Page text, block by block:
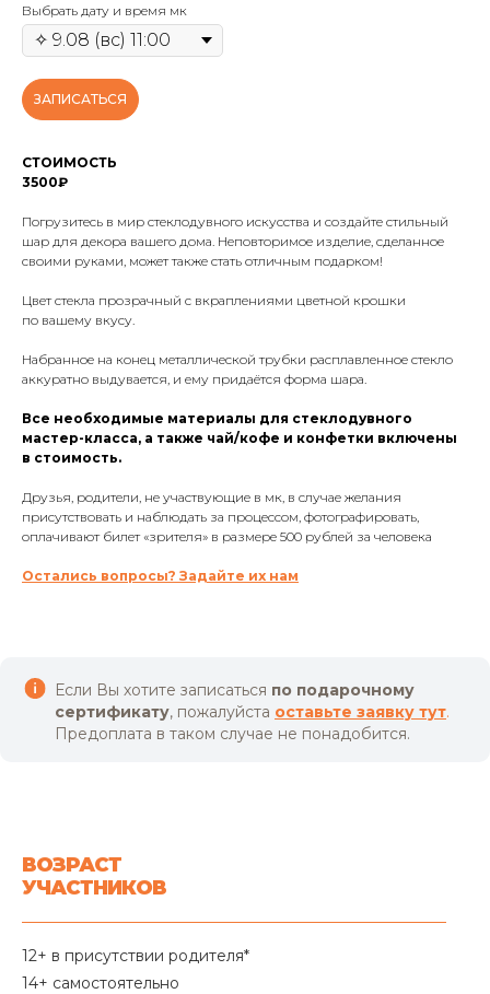
Выбрать дату и время мк
ЗАПИСАТЬСЯ
СТОИМОСТЬ
3500₽
Погрузитесь в мир стеклодувного искусства и создайте стильный
шар для декора вашего дома. Неповторимое изделие, сделанное
своими руками, может также стать отличным подарком!
Цвет стекла прозрачный с вкраплениями цветной крошки
по вашему вкусу.
Набранное на конец металлической трубки расплавленное стекло
аккуратно выдувается, и ему придаётся форма шара.
Все необходимые материалы для стеклодувного
мастер-класса, а также чай/кофе и конфетки включены
в стоимость.
Друзья, родители, не участвующие в мк, в случае желания
присутствовать и наблюдать за процессом, фотографировать,
оплачивают билет «зрителя» в размере 500 рублей за человека
Остались вопросы? Задайте их нам
Если Вы хотите записаться по подарочному
сертификату, пожалуйста оставьте заявку тут.
Предоплата в таком случае не понадобится.
ВОЗРАСТ
УЧАСТНИКОВ
12+ в присутствии родителя*
14+ самостоятельно